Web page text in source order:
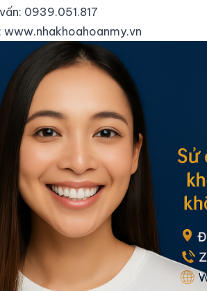
0939.051.817
www.nhakhoahoanmy.vn